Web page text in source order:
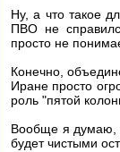
Ну, а что такое
ПВО не
просто не
Конечно,
Иране просто
роль "пятой
Вообще я думаю,
будет чистыми